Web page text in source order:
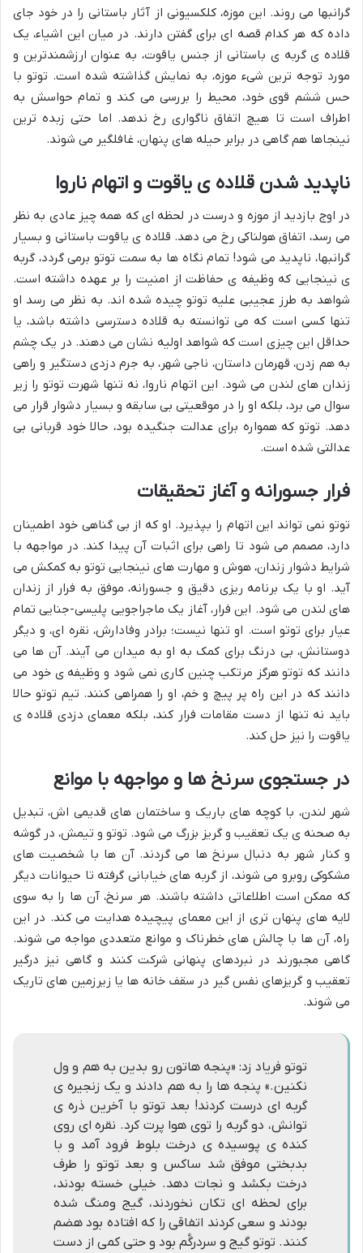
گرانبها می روند. این موزه، کلکسیونی از آثار باستانی را در خود جای
داده که هر کدام قصه ای برای گفتن دارند. در میان این اشیاء، یک
قلاده ی گربه ی باستانی از جنس یاقوت، به عنوان ارزشمندترین و
مورد توجه ترین شیء موزه، به نمایش گذاشته شده است. توتو با
حس ششم قوی خود، محیط را بررسی می کند و تمام حواسش به
اطراف است تا هیچ اتفاق ناگواری رخ ندهد. اما حتی زبده ترین
نینجاها هم گاهی در برابر حیله های پنهان، غافلگیر می شوند.
ناپدید شدن قلاده ی یاقوت و اتهام ناروا
در اوج بازدید از موزه و درست در لحظه ای که همه چیز عادی به نظر
می رسد، اتفاق هولناکی رخ می دهد. قلاده ی یاقوت باستانی و بسیار
گرانبها، ناپدید می شود! تمام نگاه ها به سمت توتو برمی گردد، گربه
ی نینجایی که وظیفه ی حفاظت از امنیت را بر عهده داشته است.
شواهد به طرز عجیبی علیه توتو چیده شده اند. به نظر می رسد او
تنها کسی است که می توانسته به قلاده دسترسی داشته باشد، یا
حداقل این چیزی است که شواهد اولیه نشان می دهند. در یک چشم
به هم زدن، قهرمان داستان، ناجی شهر، به جرم دزدی دستگیر و راهی
زندان های لندن می شود. این اتهام ناروا، نه تنها شهرت توتو را زیر
سوال می برد، بلکه او را در موقعیتی بی سابقه و بسیار دشوار قرار می
دهد. توتو که همواره برای عدالت جنگیده بود، حالا خود قربانی بی
عدالتی شده است.
فرار جسورانه و آغاز تحقیقات
توتو نمی تواند این اتهام را بپذیرد. او که از بی گناهی خود اطمینان
دارد، مصمم می شود تا راهی برای اثبات آن پیدا کند. در مواجهه با
شرایط دشوار زندان، هوش و مهارت های نینجایی توتو به کمکش می
آید. او با یک برنامه ریزی دقیق و جسورانه، موفق به فرار از زندان
های لندن می شود. این فرار، آغاز یک ماجراجویی پلیسی-جنایی تمام
عیار برای توتو است. او تنها نیست؛ برادر وفادارش، نقره ای، و دیگر
دوستانش، بی درنگ برای کمک به او به میدان می آیند. آن ها می
دانند که توتو هرگز مرتکب چنین کاری نمی شود و وظیفه ی خود می
دانند که در این راه پر پیچ و خم، او را همراهی کنند. تیم توتو حالا
باید نه تنها از دست مقامات فرار کند، بلکه معمای دزدی قلاده ی
یاقوت را نیز حل کند.
در جستجوی سرنخ ها و مواجهه با موانع
شهر لندن، با کوچه های باریک و ساختمان های قدیمی اش، تبدیل
به صحنه ی یک تعقیب و گریز بزرگ می شود. توتو و تیمش، در گوشه
و کنار شهر به دنبال سرنخ ها می گردند. آن ها با شخصیت های
مشکوکی روبرو می شوند، از گربه های خیابانی گرفته تا حیوانات دیگر
که ممکن است اطلاعاتی داشته باشند. هر سرنخ، آن ها را به سوی
لایه های پنهان تری از این معمای پیچیده هدایت می کند. در این
راه، آن ها با چالش های خطرناک و موانع متعددی مواجه می شوند.
گاهی مجبورند در نبردهای پنهانی شرکت کنند و گاهی نیز درگیر
تعقیب و گریزهای نفس گیر در سقف خانه ها یا زیرزمین های تاریک
می شوند.
توتو فریاد زد: «پنجه هاتون رو بدین به هم و ول
نکنین.» پنجه ها را به هم دادند و یک زنجیره ی
گربه ای درست کردند! بعد توتو با آخرین ذره ی
توانش، دو گربه را توی هوا پرت کرد. نقره ای روی
کنده ی پوسیده ی درخت بلوط فرود آمد و با
بدبختی موفق شد ساکس و بعد توتو را طرف
درخت بکشد و نجات دهد. خیلی خسته بودند،
برای لحظه ای تکان نخوردند، گیج ومنگ شده
بودند و سعی کردند اتفاقی را که افتاده بود هضم
کنند. توتو گیج و سردرگُم بود و حتی کمی از دست